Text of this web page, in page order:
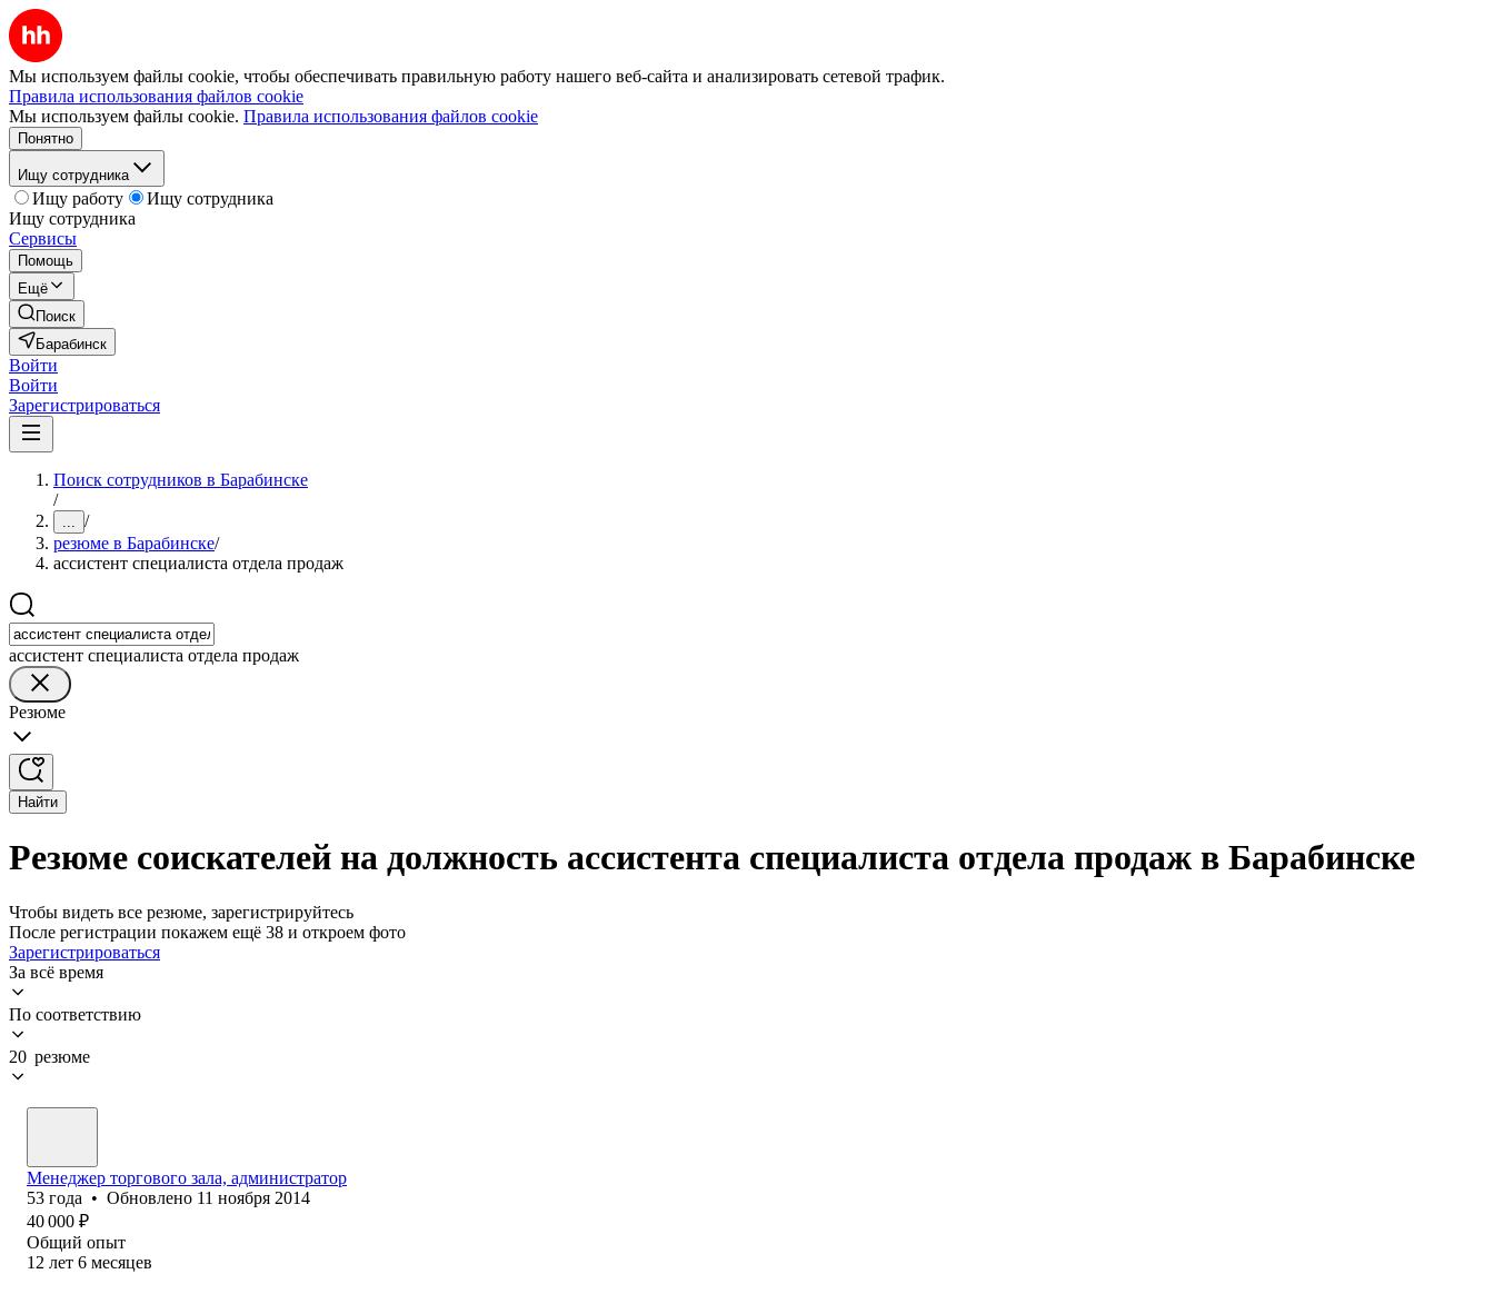
Мы используем файлы cookie, чтобы обеспечивать правильную работу нашего веб-сайта и анализировать сетевой трафик.
Правила использования файлов cookie
Мы используем файлы cookie. Правила использования файлов cookie
Понятно
Ищу сотрудника
Ищу работу
Ищу сотрудника
Ищу сотрудника
Сервисы
Помощь
Ещё
Поиск
Барабинск
Войти
Войти
Зарегистрироваться
Поиск сотрудников в Барабинске
/
... /
резюме в Барабинске/
ассистент специалиста отдела продаж
ассистент специалиста отдела продаж
Резюме
Найти
Резюме соискателей на должность ассистента специалиста отдела продаж в Барабинске
Чтобы видеть все резюме, зарегистрируйтесь
После регистрации покажем ещё 38 и откроем фото
Зарегистрироваться
За всё время
По соответствию
20 резюме
Менеджер торгового зала, администратор
53 года • Обновлено 11 ноября 2014
40 000 ₽
Общий опыт
12 лет 6 месяцев